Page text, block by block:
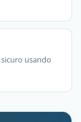
usando